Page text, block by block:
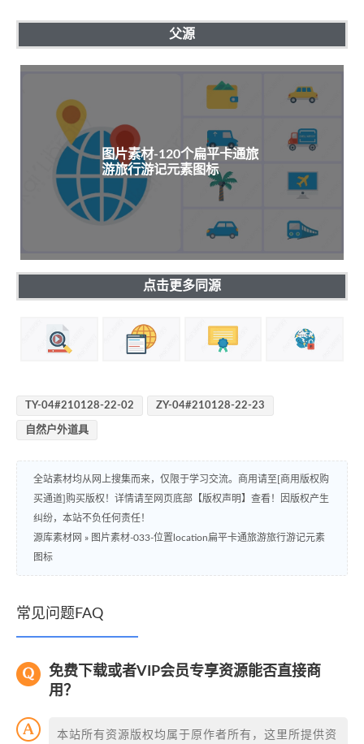
父源
图片素材-120个扁平卡通旅
游旅行游记元素图标
点击更多同源
TY-04#210128-22-02 ZY-04#210128-22-23
自然户外道具
全站素材均从网上搜集而来，仅限于学习交流。商用请至[商用版权购
买通道]购买版权！详情请至网页底部【版权声明】查看！因版权产生
纠纷，本站不负任何责任！
源库素材网 » 图片素材-033-位置location扁平卡通旅游旅行游记元素
图标
常见问题FAQ
免费下载或者VIP会员专享资源能否直接商
用？
本站所有资源版权均属于原作者所有，这里所提供资